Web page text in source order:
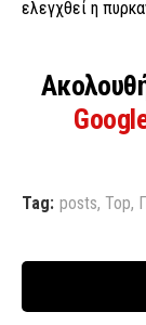
ελεγχθεί η
Tag: posts, Top,